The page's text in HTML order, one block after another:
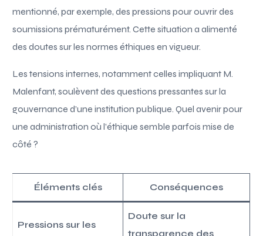
mentionné, par exemple, des pressions pour ouvrir des
soumissions prématurément. Cette situation a alimenté
des doutes sur les normes éthiques en vigueur.
Les tensions internes, notamment celles impliquant M.
Malenfant, soulèvent des questions pressantes sur la
gouvernance d’une institution publique. Quel avenir pour
une administration où l’éthique semble parfois mise de
côté ?
Éléments clés Conséquences
Pressions sur les
Doute sur la
transparence des